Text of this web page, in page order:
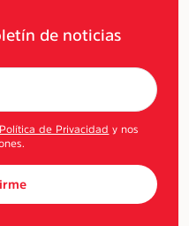
de noticias
Política de Privacidad y nos